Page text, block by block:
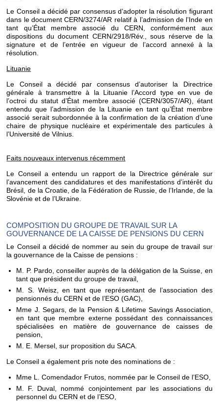
Le Conseil a décidé par consensus d’adopter la résolution figurant
dans le document CERN/3274/AR relatif à l’admission de l’Inde en
tant qu’État membre associé du CERN, conformément aux
dispositions du document CERN/2918/Rév., sous réserve de la
signature et de l’entrée en vigueur de l’accord annexé à la
résolution.
Lituanie
Le Conseil a décidé par consensus d’autoriser la Directrice
générale à transmettre à la Lituanie l’Accord type en vue de
l’octroi du statut d’État membre associé (CERN/3057/AR), étant
entendu que l’admission de la Lituanie en tant qu’État membre
associé serait subordonnée à la confirmation de la création d’une
chaire de physique nucléaire et expérimentale des particules à
l’Université de Vilnius.
Faits nouveaux intervenus récemment
Le Conseil a entendu un rapport de la Directrice générale sur
l’avancement des candidatures et des manifestations d’intérêt du
Brésil, de la Croatie, de la Fédération de Russie, de l’Irlande, de la
Slovénie et de l’Ukraine.
COMPOSITION DU GROUPE DE TRAVAIL SUR LA
GOUVERNANCE DE LA CAISSE DE PENSIONS DU CERN
Le Conseil a décidé de nommer au sein du groupe de travail sur
la gouvernance de la Caisse de pensions :
M. P. Pardo, conseiller auprès de la délégation de la Suisse, en
tant que président du groupe de travail,
M. S. Weisz, en tant que représentant de l’association des
pensionnés du CERN et de l’ESO (GAC),
Mme J. Segars, de la Pension & Lifetime Savings Association,
en tant que membre externe possédant des connaissances
spécialisées en matière de gouvernance de caisses de
pension,
M. E. Mersel, sur proposition du SACA.
Le Conseil a également pris note des nominations de :
Mme L. Comendador Frutos, nommée par le Conseil de l’ESO,
M. F. Duval, nommé conjointement par les associations du
personnel du CERN et de l’ESO,